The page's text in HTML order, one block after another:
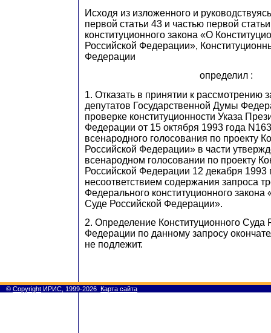
Исходя из изложенного и
первой статьи 43 и частью первой
конституционного закона «О
Российской Федерации»,
Федерации
определил :
1. Отказать в принятии к рассмотрению
депутатов Государственной Думы
проверке конституционности Указа
Федерации от 15 октября 1993 года
всенародного голосования по проекту
Российской Федерации» в части
всенародном голосовании по проекту
Российской Федерации 12 декабря 1993
несоответствием содержания запроса
Федерального конституционного
Суде Российской Федерации».
2. Определение Конституционного Суда
Федерации по данному запросу
не подлежит.
© Copyright ИРИС, 1999-2026 Карта сайта